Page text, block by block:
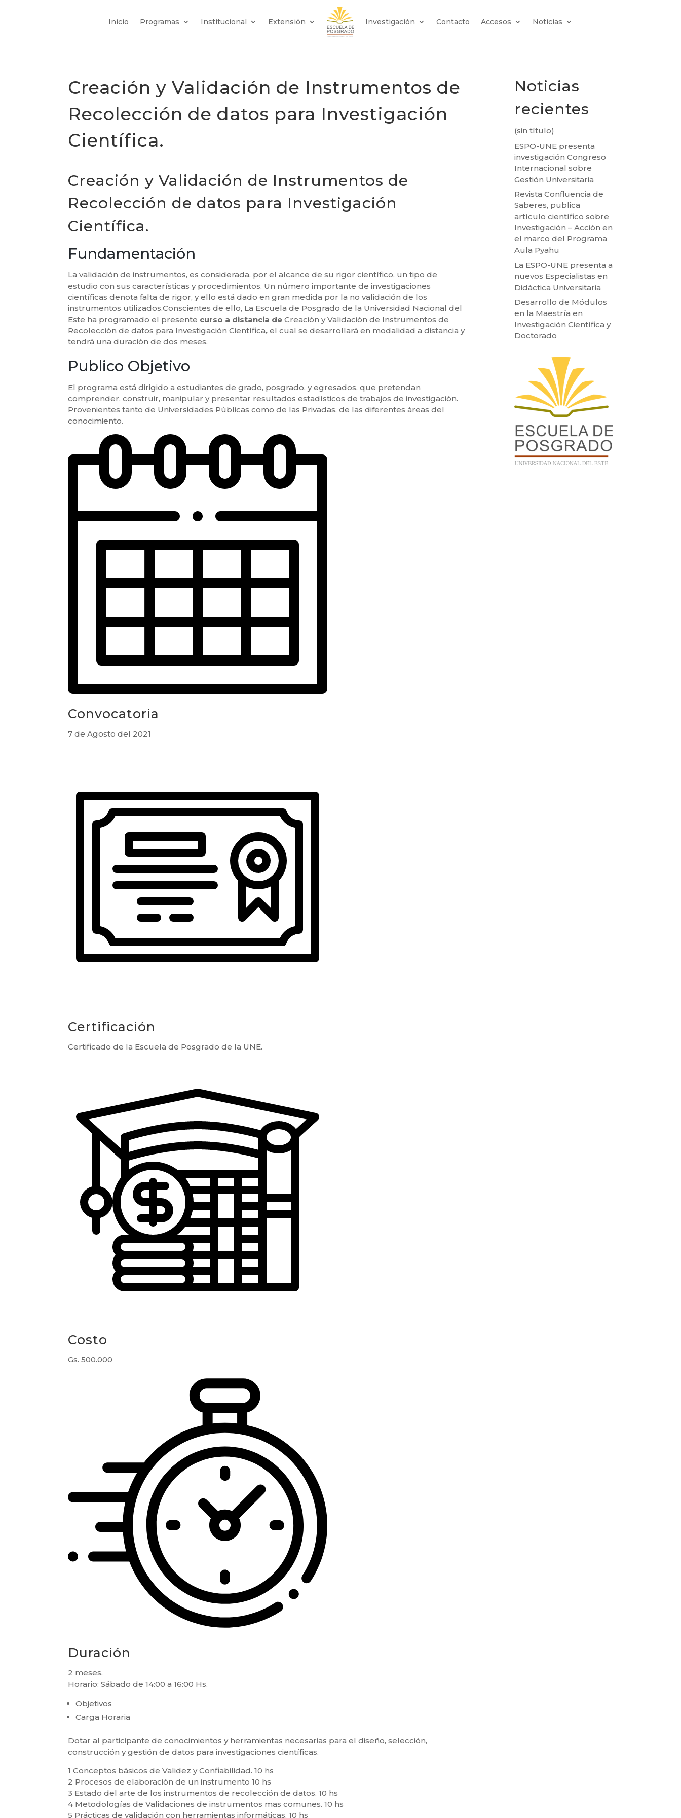
Inicio Programas Institucional Extensión Investigación Contacto Accesos Noticias
Creación y Validación de Instrumentos de
Recolección de datos para Investigación
Científica.
Creación y Validación de Instrumentos de
Recolección de datos para Investigación
Científica.
Fundamentación
La validación de instrumentos, es considerada, por el alcance de su rigor científico, un tipo de
estudio con sus características y procedimientos. Un número importante de investigaciones
científicas denota falta de rigor, y ello está dado en gran medida por la no validación de los
instrumentos utilizados.Conscientes de ello, La Escuela de Posgrado de la Universidad Nacional del
Este ha programado el presente curso a distancia de Creación y Validación de Instrumentos de
Recolección de datos para Investigación Científica,el cual se desarrollará en modalidad a distancia y
tendrá una duración de dos meses.
Publico Objetivo
El programa está dirigido a estudiantes de grado, posgrado, y egresados, que pretendan
comprender, construir, manipular y presentar resultados estadísticos de trabajos de investigación.
Provenientes tanto de Universidades Públicas como de las Privadas, de las diferentes áreas del
conocimiento.
Convocatoria
7 de Agosto del 2021
Certificación
Certificado de la Escuela de Posgrado de la UNE.
Costo
Gs. 500.000
Duración
2 meses.
Horario: Sábado de 14:00 a 16:00 Hs.
Objetivos
Carga Horaria
Dotar al participante de conocimientos y herramientas necesarias para el diseño, selección,
construcción y gestión de datos para investigaciones científicas.
1 Conceptos básicos de Validez y Confiabilidad. 10 hs
2 Procesos de elaboración de un instrumento 10 hs
3 Estado del arte de los instrumentos de recolección de datos. 10 hs
4 Metodologías de Validaciones de instrumentos mas comunes. 10 hs
5 Prácticas de validación con herramientas informáticas. 10 hs
Noticias
recientes
(sin título)
ESPO-UNE presenta
investigación Congreso
Internacional sobre
Gestión Universitaria
Revista Confluencia de
Saberes, publica
artículo científico sobre
Investigación – Acción en
el marco del Programa
Aula Pyahu
La ESPO-UNE presenta a
nuevos Especialistas en
Didáctica Universitaria
Desarrollo de Módulos
en la Maestría en
Investigación Científica y
Doctorado